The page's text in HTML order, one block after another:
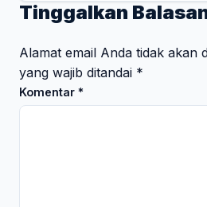
Tinggalkan
Alamat email Anda tidak akan
yang wajib ditandai *
Komentar *